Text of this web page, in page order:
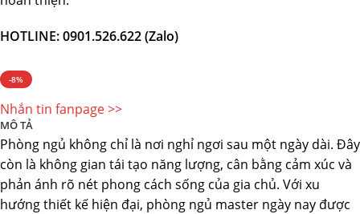
HOTLINE: 0901.526.622 (Zalo)
-8%
Nhắn tin fanpage >>
MÔ TẢ
Phòng ngủ không chỉ là nơi nghỉ ngơi sau một ngày dài. Đây
còn là không gian tái tạo năng lượng, cân bằng cảm xúc và
phản ánh rõ nét phong cách sống của gia chủ. Với xu
hướng thiết kế hiện đại, phòng ngủ master ngày nay được